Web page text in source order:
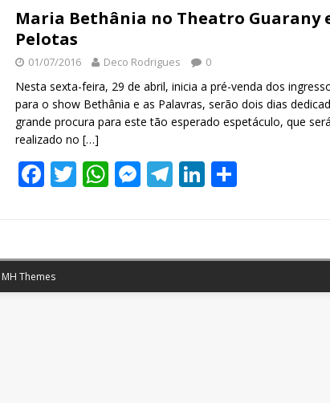
Maria Bethânia no Theatro Guarany
Pelotas
01/07/2016 Deco Rodrigues 0
Nesta sexta-feira, 29 de abril, inicia a pré-venda dos
para o show Bethânia e as Palavras, serão dois dias
grande procura para este tão esperado espetáculo, que será
realizado no […]
F
ac
b
o
o
T
w
er
W
h
s
p
M
e
e
g
T
el
gr
m
Li
n
e
n
e
MH Themes